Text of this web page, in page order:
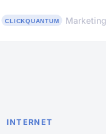
Marketing
INTERNET